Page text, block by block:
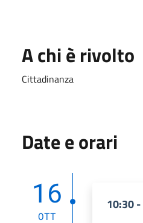
A chi è rivolto
Cittadinanza
Date e orari
16
OTT
10:30